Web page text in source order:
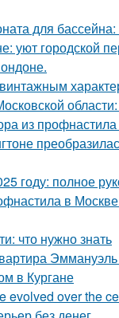
для
уют городской
из
году: полное
в Москве
что нужно знать
в Кургане
evolved over the